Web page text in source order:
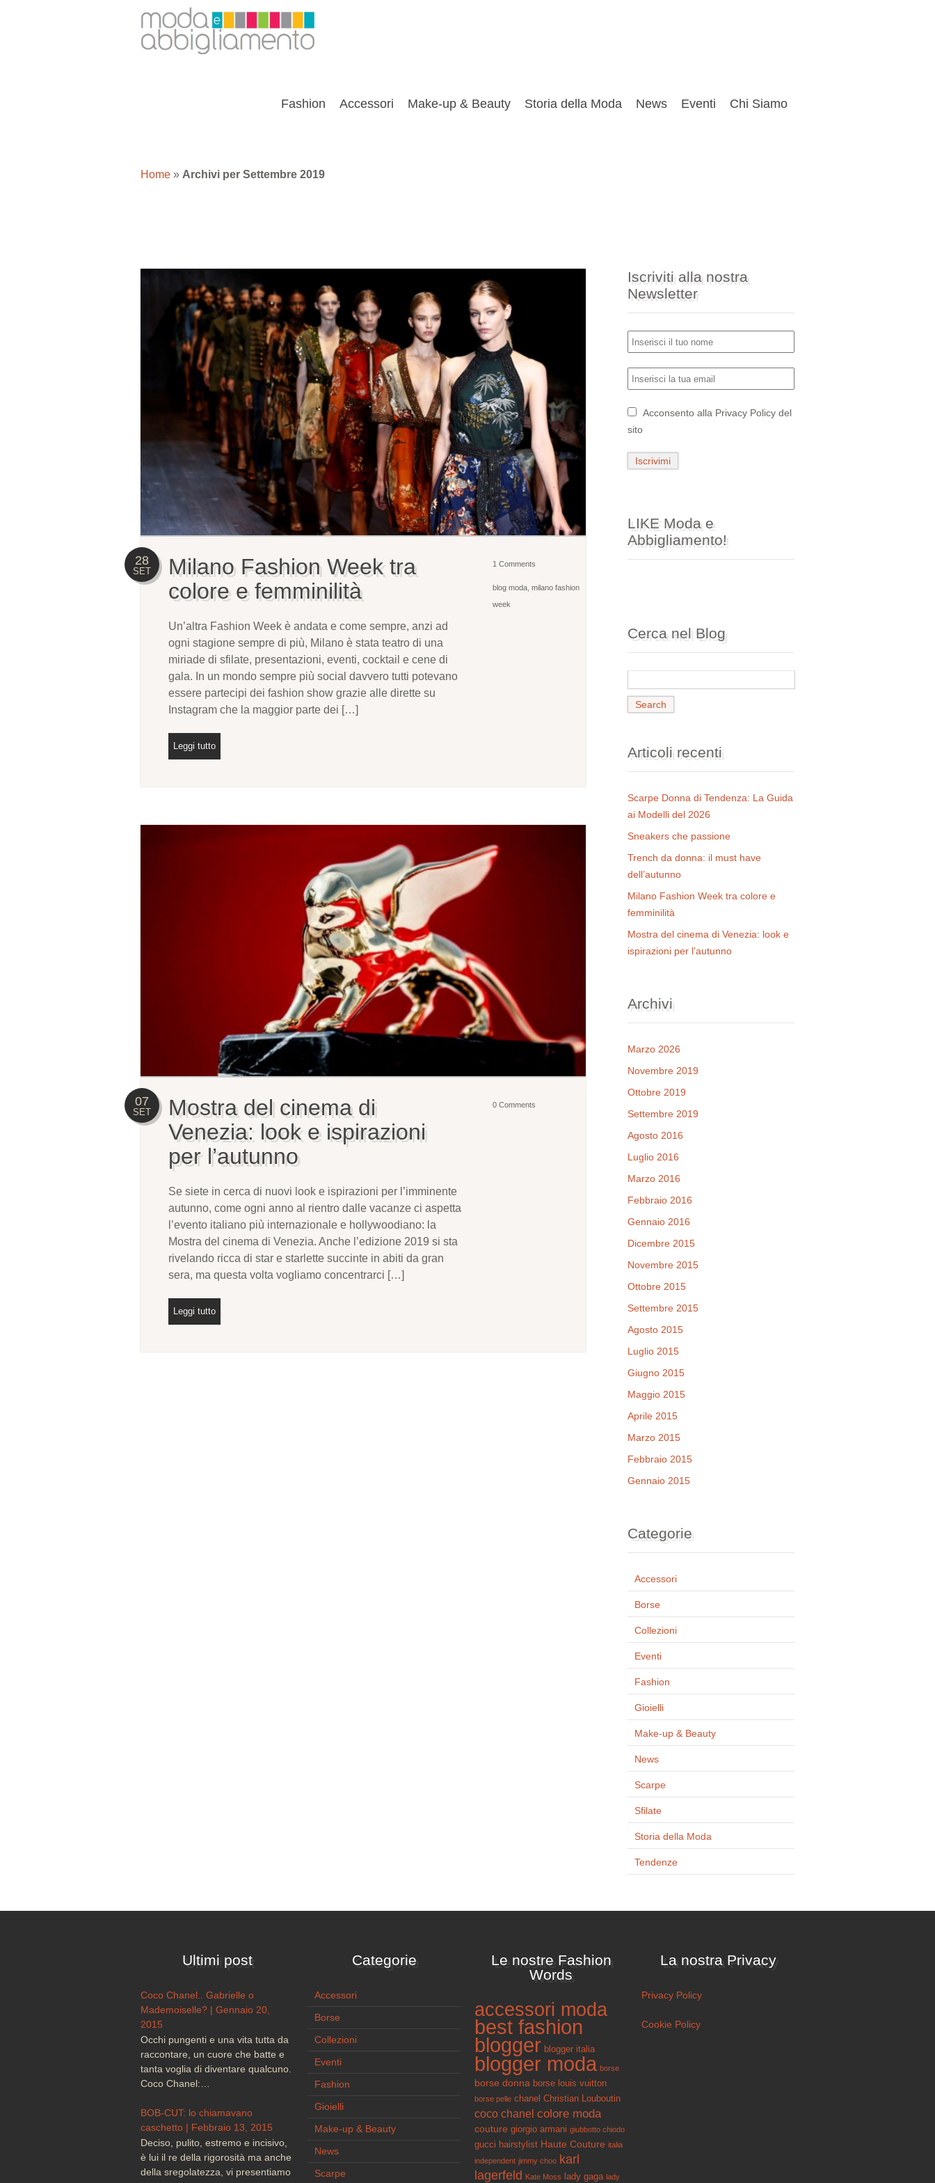
Fashion Accessori Make-up & Beauty Storia della Moda News Eventi Chi Siamo
Home » Archivi per Settembre 2019
28
SET
Milano Fashion Week tra
colore e femminilità
Un’altra Fashion Week è andata e come sempre, anzi ad
ogni stagione sempre di più, Milano è stata teatro di una
miriade di sfilate, presentazioni, eventi, cocktail e cene di
gala. In un mondo sempre più social davvero tutti potevano
essere partecipi dei fashion show grazie alle dirette su
Instagram che la maggior parte dei […]
Leggi tutto
1 Comments
blog moda milano fashion
week
07
SET
Mostra del cinema di
Venezia: look e ispirazioni
per l’autunno
Se siete in cerca di nuovi look e ispirazioni per l’imminente
autunno, come ogni anno al rientro dalle vacanze ci aspetta
l’evento italiano più internazionale e hollywoodiano: la
Mostra del cinema di Venezia. Anche l’edizione 2019 si sta
rivelando ricca di star e starlette succinte in abiti da gran
sera, ma questa volta vogliamo concentrarci […]
Leggi tutto
0 Comments
Iscriviti alla nostra
Newsletter
Acconsento alla Privacy Policy del
sito
LIKE Moda e
Abbigliamento!
Cerca nel Blog
Articoli recenti
Scarpe Donna di Tendenza: La Guida
ai Modelli del 2026
Sneakers che passione
Trench da donna: il must have
dell’autunno
Milano Fashion Week tra colore e
femminilità
Mostra del cinema di Venezia: look e
ispirazioni per l’autunno
Archivi
Marzo 2026
Novembre 2019
Ottobre 2019
Settembre 2019
Agosto 2016
Luglio 2016
Marzo 2016
Febbraio 2016
Gennaio 2016
Dicembre 2015
Novembre 2015
Ottobre 2015
Settembre 2015
Agosto 2015
Luglio 2015
Giugno 2015
Maggio 2015
Aprile 2015
Marzo 2015
Febbraio 2015
Gennaio 2015
Categorie
Accessori
Borse
Collezioni
Eventi
Fashion
Gioielli
Make-up & Beauty
News
Scarpe
Sfilate
Storia della Moda
Tendenze
Ultimi post
Coco Chanel.. Gabrielle o
Mademoiselle? | Gennaio 20,
2015
Occhi pungenti e una vita tutta da
raccontare, un cuore che batte e
tanta voglia di diventare qualcuno.
Coco Chanel:…
BOB-CUT: lo chiamavano
caschetto | Febbraio 13, 2015
Deciso, pulito, estremo e incisivo,
è lui il re della rigorosità ma anche
della sregolatezza, vi presentiamo
Categorie
Accessori
Borse
Collezioni
Eventi
Fashion
Gioielli
Make-up & Beauty
News
Scarpe
Le nostre Fashion
Words
accessori moda
best fashion
blogger blogger italia
blogger moda borse
borse donna borse louis vuitton
borse pelle chanel Christian Louboutin
coco chanel colore moda
couture giorgio armani giubbotto chiodo
gucci hairstylist Haute Couture italia
independent jimmy choo karl
lagerfeld Kate Moss lady gaga lady
La nostra Privacy
Privacy Policy
Cookie Policy